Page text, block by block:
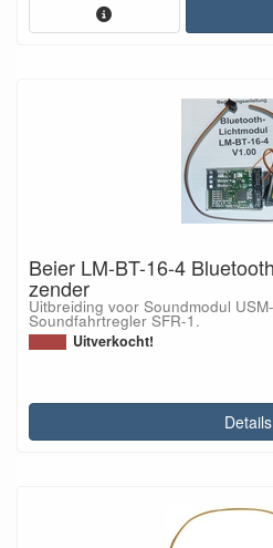
Beier LM-BT-16-4
zender
Uitbreiding voor Soundmodul
Soundfahrtregler SFR-1.
Uitverkocht!
Details